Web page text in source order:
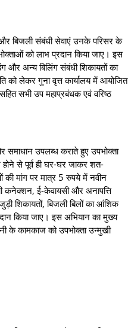
और बिजली संबंधी सेवाएं उनके परिसर के
को लाभ प्रदान किया जाए। इस
और अन्य बिलिंग संबंधी शिकायतों का
को लेकर गुना वृत्त कार्यालय में आयोजित
सभी उप महाप्रबंधक एवं वरिष्ठ
समाधान उपलब्‍ध कराते हुए उपभोक्‍ता
से पूर्व ही घर-घर जाकर शत-
की मांग पर मात्र 5 रुपये में नवीन
कनेक्शन, ई-केवायसी और अनापत्ति
शिकायतों, बिजली बिलों का आंशिक
किया जाए। इस अभियान का मुख्य
के कामकाज को उपभोक्‍ता उन्‍मुखी